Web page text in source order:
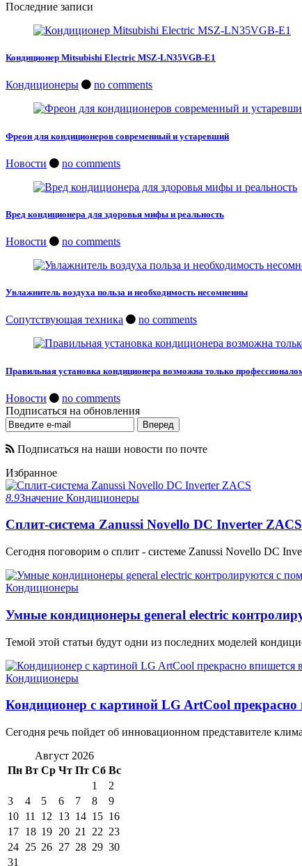
Последние записи
Кондиционер Mitsubishi Electric MSZ-LN35VGB-E1
Кондиционеры no comments
Фреон для кондиционеров современный и устаревший
Новости no comments
Вред кондиционера для здоровья мифы и реальность
Новости no comments
Увлажнитель воздуха польза и необходимость несомненны
Сопутствующая техника no comments
Правильная установка кондиционера возможна только
Новости
no comments
Подписаться на обновления
Подписаться на наши новости по почте
Избранное
8.9Значение Кондиционеры
Сплит-система Zanussi Novello DC Inverter ZACS
Сегодня поговорим о сплит - системе Zanussi Novello DC
Кондиционеры
Умные кондиционеры general electric
Темой этой статьи будут одни из последних моделей
Кондиционеры
Кондиционер с картиной LG ArtCool
Сегодня речь пойдет об инновационном представителе
Август 2026
Пн Вт Ср Чт Пт Сб Вс
1
2
3
4 5 6 7 8
9
10 11 12 13 14 15 16
17 18 19 20 21 22 23
24 25 26 27 28 29 30
31